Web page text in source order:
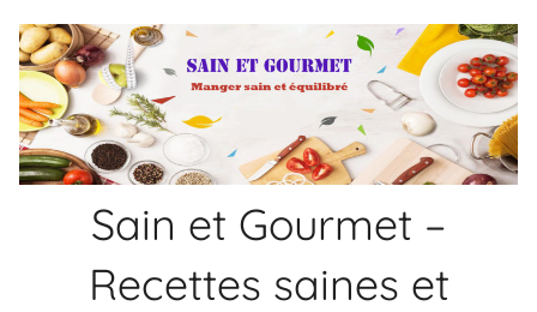
au
contenu
Sain et Gourmet –
Recettes saines et